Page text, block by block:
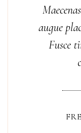
augue
Fusce